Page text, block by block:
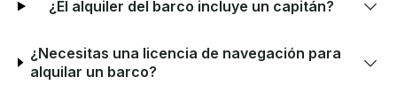
¿El alquiler del barco incluye un capitán?
¿Necesitas una licencia de navegación para
alquilar un barco?